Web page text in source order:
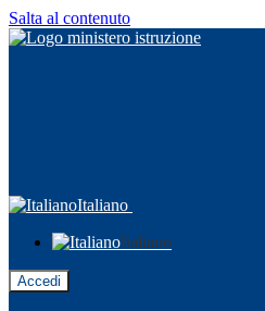
Salta al contenuto
Italiano
Italiano
Accedi